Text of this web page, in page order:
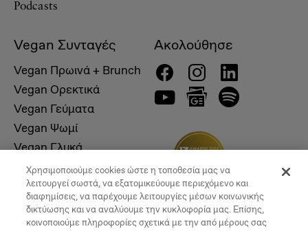
Podcasts
Vegan Συνταγές
Vegan Πρωινά + Brunch
Vegan Ορεκτικά
Vegan Γεύματα
Vegan Ψωμί
Vegan Γλυκά
Ακολούθησε
Χρησιμοποιούμε cookies ώστε η τοποθεσία μας να
λειτουργεί σωστά, να εξατομικεύουμε περιεχόμενο και
διαφημίσεις, να παρέχουμε λειτουργίες μέσων κοινωνικής
δικτύωσης και να αναλύουμε την κυκλοφορία μας. Επίσης,
κοινοποιούμε πληροφορίες σχετικά με την από μέρους σας